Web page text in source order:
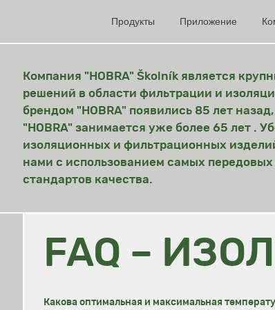
Приложение
Продукты
Компания "HOBRA" Školník является
решений в области фильтрации и
брендом "HOBRA" появились 85 лет
"HOBRA" занимается уже более 65 лет .
изоляционных и фильтрационных
нами с использованием самых
стандартов качества.
FAQ –
Какова оптимальная и максимальная